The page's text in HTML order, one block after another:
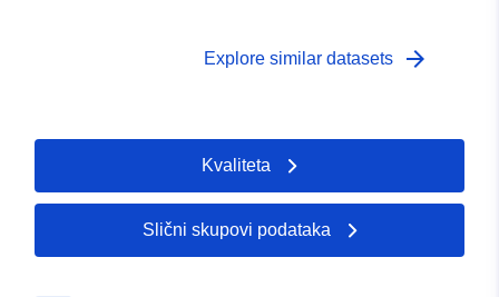
Explore similar datasets arrow_forward
Kvaliteta
Slični skupovi podataka